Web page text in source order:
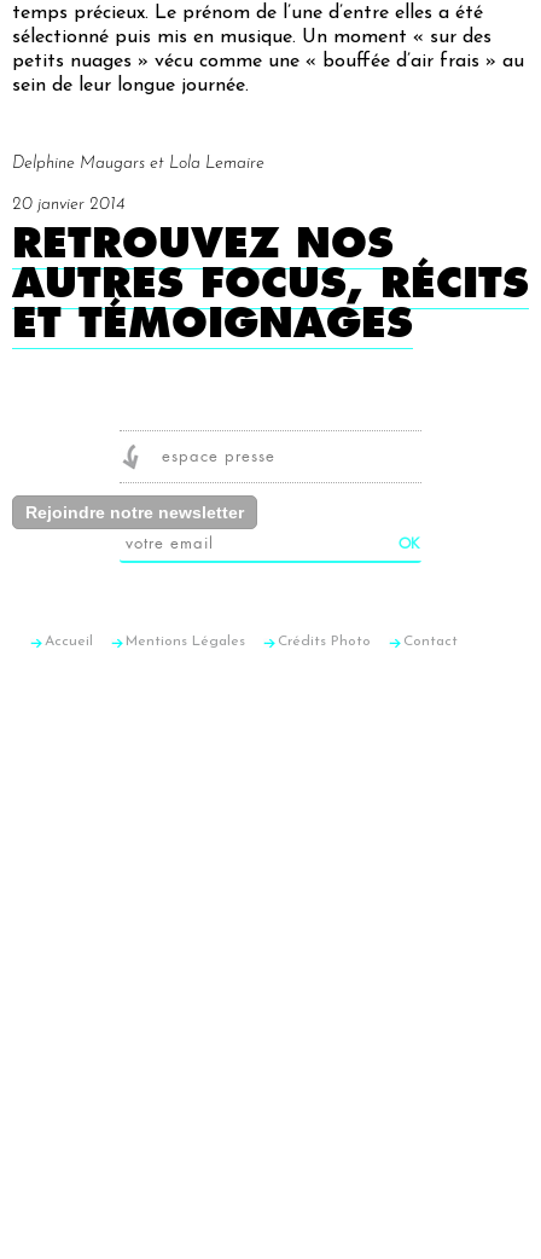
temps précieux. Le prénom de l’une d’entre elles a été
sélectionné puis mis en musique. Un moment « sur des
petits nuages » vécu comme une « bouffée d’air frais » au
sein de leur longue journée.
Delphine Maugars et Lola Lemaire
20 janvier 2014
RETROUVEZ NOS
AUTRES FOCUS, RÉCITS
ET TÉMOIGNAGES
espace presse
Rejoindre notre newsletter
Accueil Mentions Légales Crédits Photo Contact